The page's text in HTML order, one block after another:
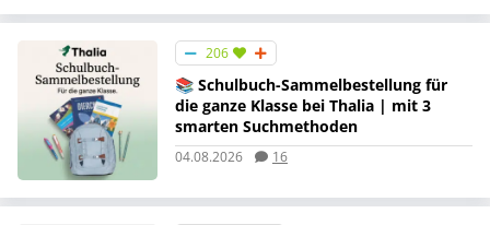
206
📚 Schulbuch-Sammelbestellung für
die ganze Klasse bei Thalia | mit 3
smarten Suchmethoden
04.08.2026 16